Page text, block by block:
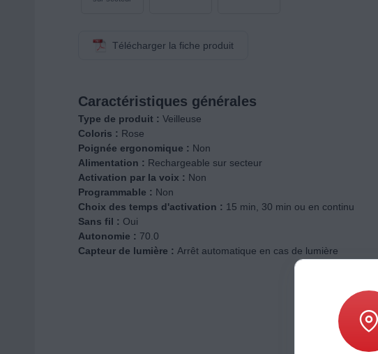
Télécharger la fiche produit
Caractéristiques générales
Type de produit : Veilleuse
Coloris : Rose
Poignée ergonomique : Non
Alimentation : Rechargeable sur secteur
Activation par la voix : Non
Programmable : Non
Choix des temps d'activation : 15 min, 30 min ou en continu
Sans fil : Oui
Autonomie : 70.0
Capteur de lumière : Arrêt automatique en cas de lumière